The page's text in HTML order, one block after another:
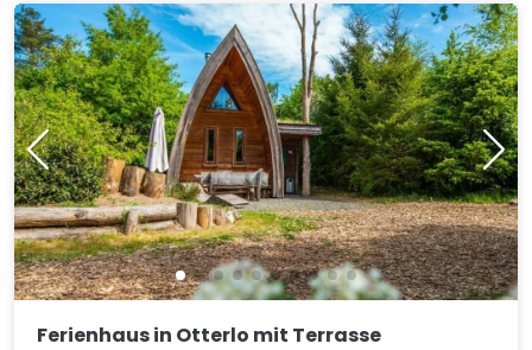
Ferienhaus in Otterlo mit Terrasse